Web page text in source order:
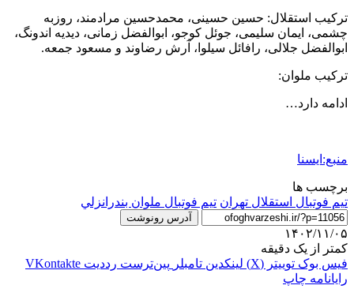
ترکیب استقلال: حسین حسینی، محمدحسین مرادمند، روزبه
چشمی، ایمان سلیمی، جوئل کوجو، ابوالفضل زمانی، دیدیه اندونگ،
ابوالفضل جلالی، رافائل سیلوا، آرش رضاوند و مسعود جمعه.
ترکیب ملوان:
ادامه دارد…
منبع:ایسنا
برچسب ها
تيم فوتبال استقلال تهران تيم فوتبال ملوان بندرانزلي
آدرس رونوشت
۱۴۰۲/۱۱/۰۵
کمتر از یک دقیقه
فیس بوک توییتر (X) لینکدین ‫تامبلر ‫پین‌ترست ‫رددیت ‫VKontakte
رایانامه چاپ